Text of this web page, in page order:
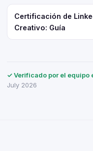
Certificación de
Creativo: Guía
✓ Verificado por el equipo
July 2026